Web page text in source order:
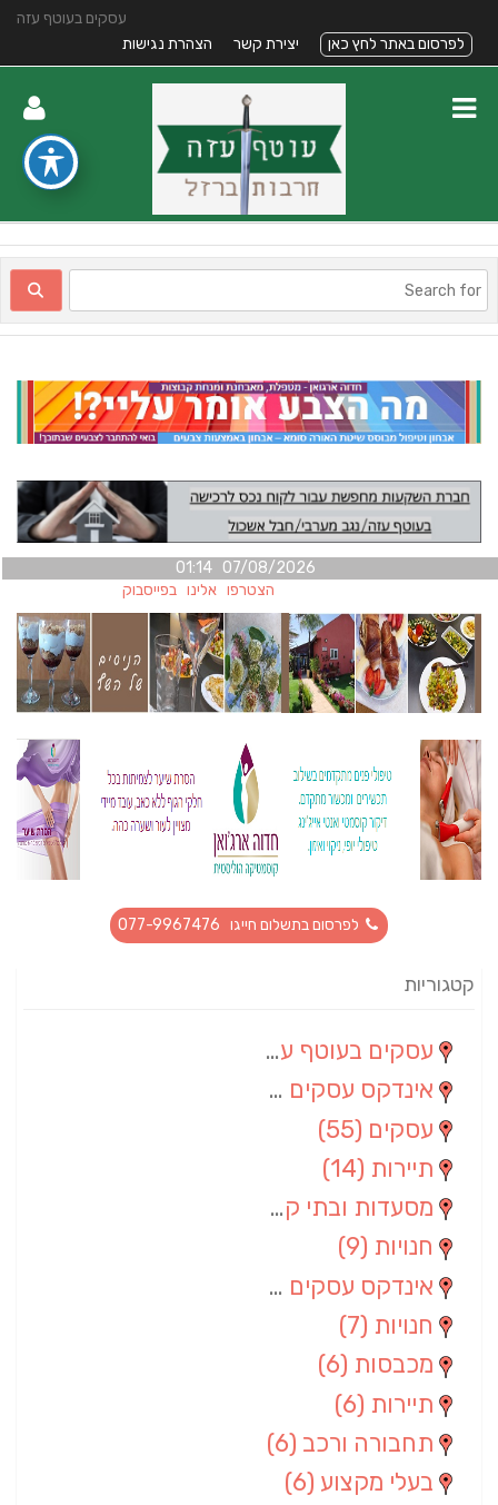
עסקים בעוטף עזה
לפרסום באתר לחץ כאן
יצירת קשר הצהרת נגישות
07/08/2026 01:14
הצטרפו אלינו בפייסבוק
לפרסום בתשלום חייגו 077-9967476
קטגוריות
עסקים בעוטף עזה
אינדקס עסקים מרחבי
עסקים (55)
תיירות (14)
מסעדות ובתי קפה
חנויות (9)
אינדקס עסקים ארצי
חנויות (7)
מכבסות (6)
תיירות (6)
תחבורה ורכב (6)
בעלי מקצוע (6)